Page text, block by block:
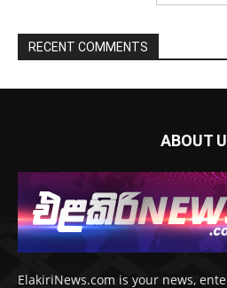
RECENT COMMENTS
ABOUT
ElakiriNews.com is your news,